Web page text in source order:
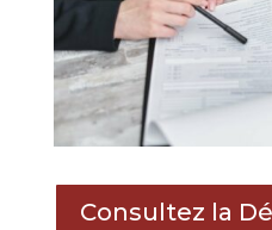
Consultez la